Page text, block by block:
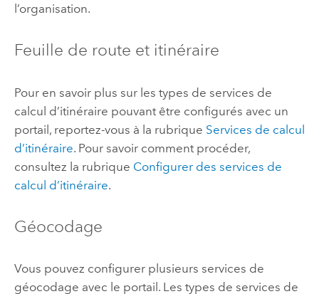
l’organisation.
Feuille de route et itinéraire
Pour en savoir plus sur les types de services de
calcul d’itinéraire pouvant être configurés avec un
portail, reportez-vous à la rubrique Services de calcul
d’itinéraire. Pour savoir comment procéder,
consultez la rubrique Configurer des services de
calcul d’itinéraire.
Géocodage
Vous pouvez configurer plusieurs services de
géocodage avec le portail. Les types de services de